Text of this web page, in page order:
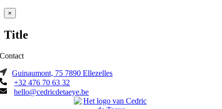
Close
product
view
×
Title
Contact
Guinaumont, 75 7890 Ellezelles
+32 476 70 63 32
hello@cedricdetaeye.be